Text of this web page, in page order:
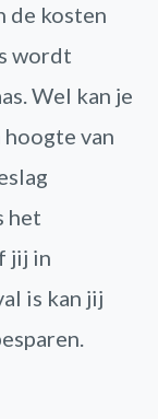
de kosten
wordt
Wel kan je
van
het
jij in
is kan jij